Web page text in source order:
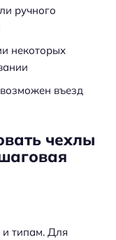
ручного
некоторых
въезд
чехлы
типам. Для